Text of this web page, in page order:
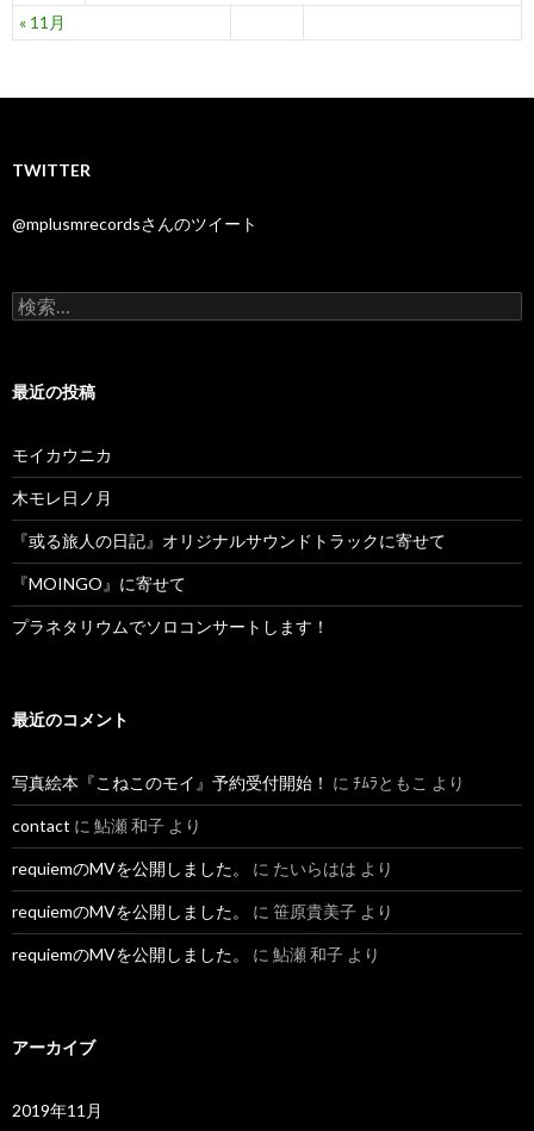
« 11月
TWITTER
@mplusmrecordsさんのツイート
検
索
最近の投稿
モイカウニカ
木モレ日ノ月
『或る旅人の日記』オリジナルサウンドトラックに寄せて
『MOINGO』に寄せて
プラネタリウムでソロコンサートします！
最近のコメント
写真絵本『こねこのモイ』予約受付開始！ に ﾁﾑﾗともこ より
contact に 鮎瀬 和子 より
requiemのMVを公開しました。 に たいらはは より
requiemのMVを公開しました。 に 笹原貴美子 より
requiemのMVを公開しました。 に 鮎瀬 和子 より
アーカイブ
2019年11月